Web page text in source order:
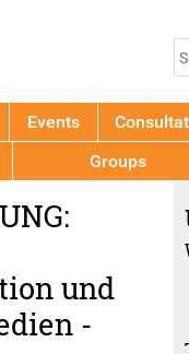
und
-
Events
Groups